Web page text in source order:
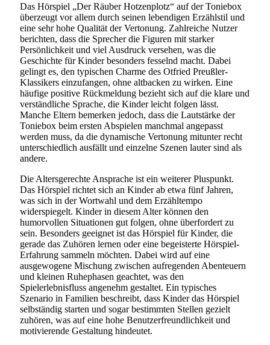
Das Hörspiel „Der Räuber Hotzenplotz“ auf der Toniebox
überzeugt vor allem durch seinen lebendigen Erzählstil und
eine sehr hohe Qualität der Vertonung. Zahlreiche Nutzer
berichten, dass die Sprecher die Figuren mit starker
Persönlichkeit und viel Ausdruck versehen, was die
Geschichte für Kinder besonders fesselnd macht. Dabei
gelingt es, den typischen Charme des Otfried Preußler-
Klassikers einzufangen, ohne altbacken zu wirken. Eine
häufige positive Rückmeldung bezieht sich auf die klare und
verständliche Sprache, die Kinder leicht folgen lässt.
Manche Eltern bemerken jedoch, dass die Lautstärke der
Toniebox beim ersten Abspielen manchmal angepasst
werden muss, da die dynamische Vertonung mitunter recht
unterschiedlich ausfällt und einzelne Szenen lauter sind als
andere.
Die Altersgerechte Ansprache ist ein weiterer Pluspunkt.
Das Hörspiel richtet sich an Kinder ab etwa fünf Jahren,
was sich in der Wortwahl und dem Erzähltempo
widerspiegelt. Kinder in diesem Alter können den
humorvollen Situationen gut folgen, ohne überfordert zu
sein. Besonders geeignet ist das Hörspiel für Kinder, die
gerade das Zuhören lernen oder eine begeisterte Hörspiel-
Erfahrung sammeln möchten. Dabei wird auf eine
ausgewogene Mischung zwischen aufregenden Abenteuern
und kleinen Ruhephasen geachtet, was den
Spielerlebnisfluss angenehm gestaltet. Ein typisches
Szenario in Familien beschreibt, dass Kinder das Hörspiel
selbständig starten und sogar bestimmten Stellen gezielt
zuhören, was auf eine hohe Benutzerfreundlichkeit und
motivierende Gestaltung hindeutet.